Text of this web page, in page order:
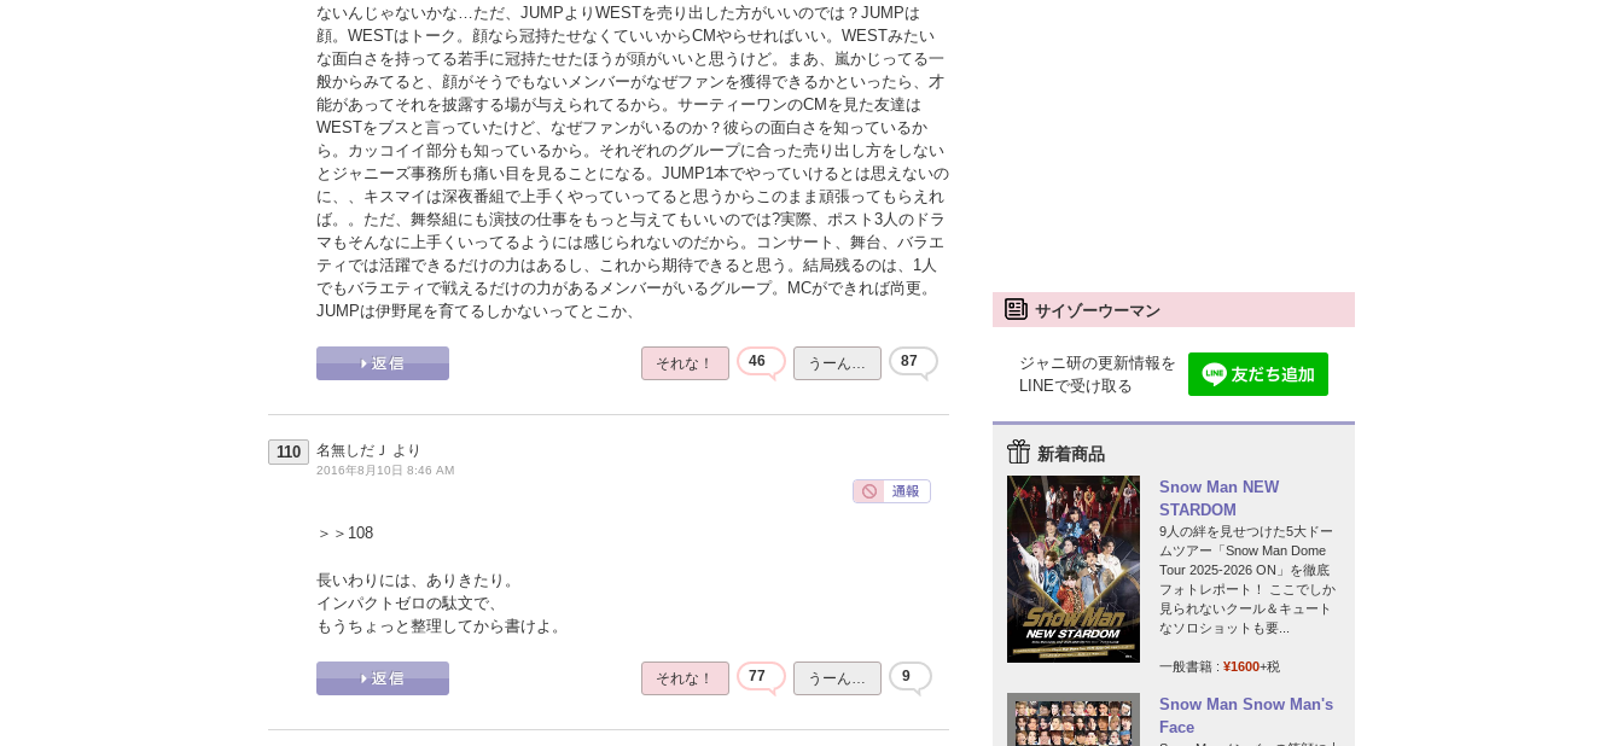
ないんじゃないかな…ただ、JUMPよりWESTを売り出した方がいいのでは？JUMPは
顔。WESTはトーク。顔なら冠持たせなくていいからCMやらせればいい。WESTみたい
な面白さを持ってる若手に冠持たせたほうが頭がいいと思うけど。まあ、嵐かじってる一
般からみてると、顔がそうでもないメンバーがなぜファンを獲得できるかといったら、才
能があってそれを披露する場が与えられてるから。サーティーワンのCMを見た友達は
WESTをブスと言っていたけど、なぜファンがいるのか？彼らの面白さを知っているか
ら。カッコイイ部分も知っているから。それぞれのグループに合った売り出し方をしない
とジャニーズ事務所も痛い目を見ることになる。JUMP1本でやっていけるとは思えないの
に、、キスマイは深夜番組で上手くやっていってると思うからこのまま頑張ってもらえれ
ば。。ただ、舞祭組にも演技の仕事をもっと与えてもいいのでは?実際、ポスト3人のドラ
マもそんなに上手くいってるようには感じられないのだから。コンサート、舞台、バラエ
ティでは活躍できるだけの力はあるし、これから期待できると思う。結局残るのは、1人
でもバラエティで戦えるだけの力があるメンバーがいるグループ。MCができれば尚更。
JUMPは伊野尾を育てるしかないってとこか、
それな！ 46 うーん… 87
110 名無しだＪ より
2016年8月10日 8:46 AM
＞＞108
長いわりには、ありきたり。
インパクトゼロの駄文で、
もうちょっと整理してから書けよ。
それな！ 77 うーん… 9
サイゾーウーマン
ジャニ研の更新情報を
LINEで受け取る
新着商品
Snow Man NEW
STARDOM
9人の絆を見せつけた5大ドー
ムツアー「Snow Man Dome
Tour 2025-2026 ON」を徹底
フォトレポート！ ここでしか
見られないクール＆キュート
なソロショットも要...
一般書籍 : ¥1600+税
Snow Man Snow Man's
Face